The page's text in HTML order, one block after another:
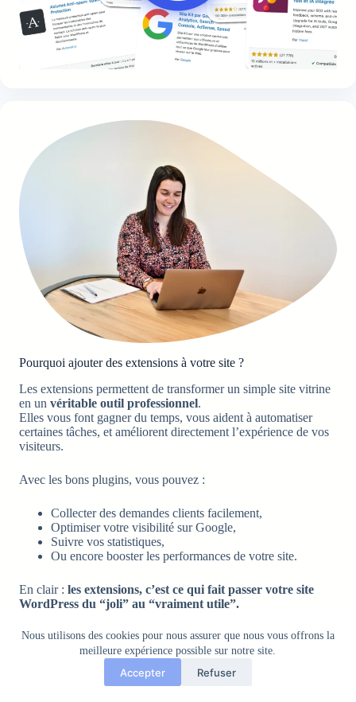
Nous utilisons des cookies pour nous assurer que nous vous offrons la
meilleure expérience possible sur notre site.
Accepter Refuser
Pourquoi ajouter des extensions à votre site ?
Les extensions permettent de transformer un simple site vitrine
en un véritable outil professionnel.
Elles vous font gagner du temps, vous aident à automatiser
certaines tâches, et améliorent directement l’expérience de vos
visiteurs.
Avec les bons plugins, vous pouvez :
Collecter des demandes clients facilement,
Optimiser votre visibilité sur Google,
Suivre vos statistiques,
Ou encore booster les performances de votre site.
En clair : les extensions, c’est ce qui fait passer votre site
WordPress du “joli” au “vraiment utile”.
Où trouver les extensions et comment les installer ?